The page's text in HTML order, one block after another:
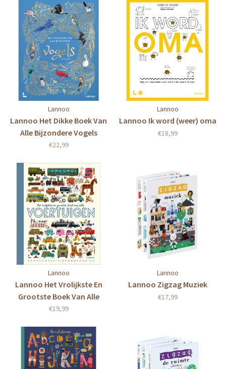
Lannoo
Lannoo Het Dikke Boek Van
Alle Bijzondere Vogels
€22,99
Lannoo
Lannoo Ik word (weer) oma
€18,99
Lannoo
Lannoo Het Vrolijkste En
Grootste Boek Van Alle
Voertuigen
€19,99
Lannoo
Lannoo Zigzag Muziek
€17,99